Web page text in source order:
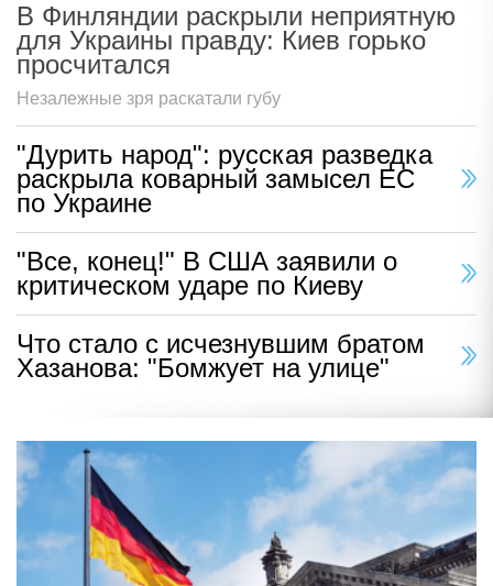
В Финляндии раскрыли неприятную
для Украины правду: Киев горько
просчитался
Незалежные зря раскатали губу
"Дурить народ": русская разведка
раскрыла коварный замысел ЕС
по Украине
"Все, конец!" В США заявили о
критическом ударе по Киеву
Что стало с исчезнувшим братом
Хазанова: "Бомжует на улице"